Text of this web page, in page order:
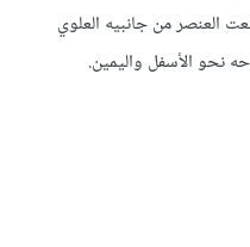
العنصر من جانبيه العلوي
نحو الأسفل واليمين.